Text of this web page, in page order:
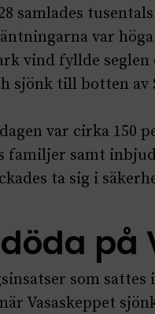
samlades
var
vind fyllde
sjönk till botten av
var cirka 150
familjer samt
ta sig i
på
som
Vasaskeppet